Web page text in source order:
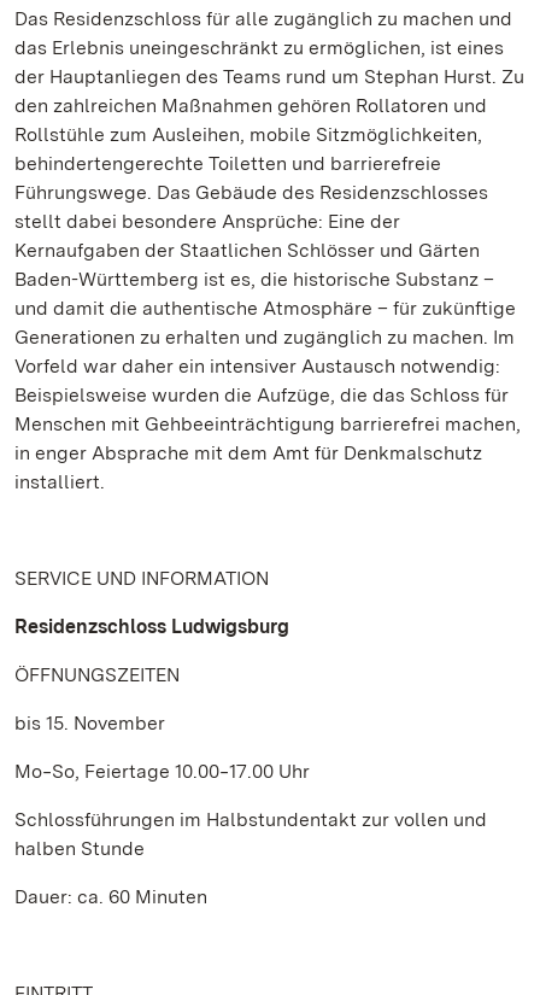
Das Residenzschloss für alle zugänglich zu machen und
das Erlebnis uneingeschränkt zu ermöglichen, ist eines
der Hauptanliegen des Teams rund um Stephan Hurst. Zu
den zahlreichen Maßnahmen gehören Rollatoren und
Rollstühle zum Ausleihen, mobile Sitzmöglichkeiten,
behindertengerechte Toiletten und barrierefreie
Führungswege. Das Gebäude des Residenzschlosses
stellt dabei besondere Ansprüche: Eine der
Kernaufgaben der Staatlichen Schlösser und Gärten
Baden-Württemberg ist es, die historische Substanz –
und damit die authentische Atmosphäre – für zukünftige
Generationen zu erhalten und zugänglich zu machen. Im
Vorfeld war daher ein intensiver Austausch notwendig:
Beispielsweise wurden die Aufzüge, die das Schloss für
Menschen mit Gehbeeinträchtigung barrierefrei machen,
in enger Absprache mit dem Amt für Denkmalschutz
installiert.
SERVICE UND INFORMATION
Residenzschloss Ludwigsburg
ÖFFNUNGSZEITEN
bis 15. November
Mo‒So, Feiertage 10.00‒17.00 Uhr
Schlossführungen im Halbstundentakt zur vollen und
halben Stunde
Dauer: ca. 60 Minuten